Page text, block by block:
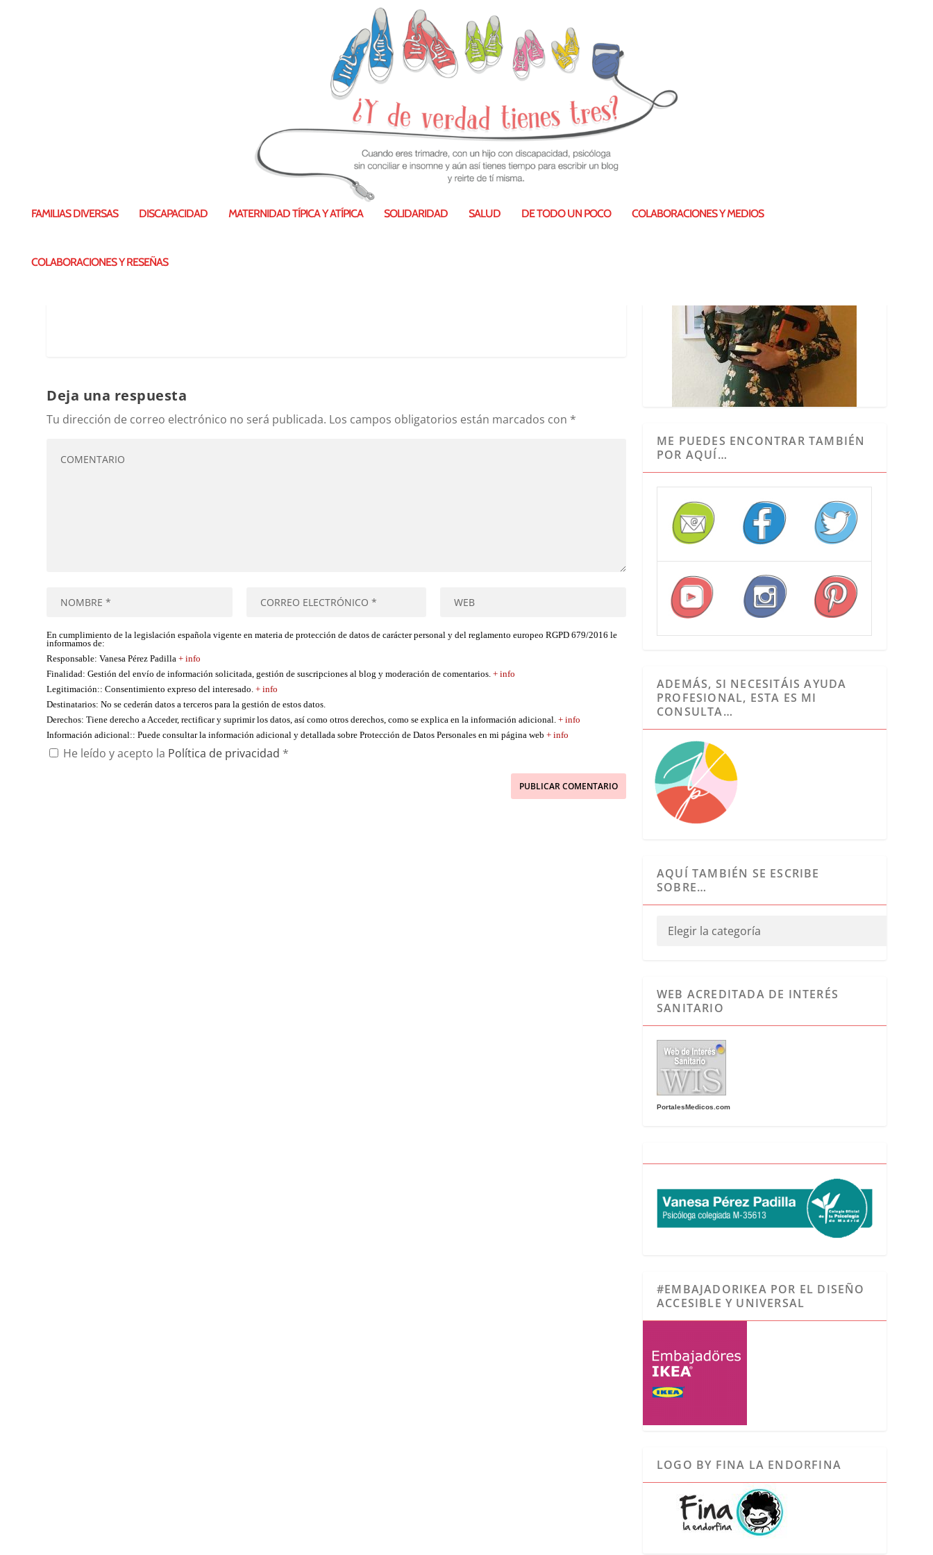
FAMILIAS DIVERSAS DISCAPACIDAD MATERNIDAD TÍPICA Y ATÍPICA SOLIDARIDAD SALUD DE TODO UN POCO COLABORACIONES Y MEDIOS
COLABORACIONES Y RESEÑAS
Deja una respuesta
Tu dirección de correo electrónico no será publicada. Los campos obligatorios están marcados con *
En cumplimiento de la legislación española vigente en materia de protección de datos de carácter personal y del reglamento europeo RGPD 679/2016 le
informamos de:
Responsable: Vanesa Pérez Padilla+ info
Finalidad: Gestión del envío de información solicitada, gestión de suscripciones al blog y moderación de comentarios.+ info
Legitimación:: Consentimiento expreso del interesado.+ info
Destinatarios: No se cederán datos a terceros para la gestión de estos datos.
Derechos: Tiene derecho a Acceder, rectificar y suprimir los datos, así como otros derechos, como se explica en la información adicional.+ info
Información adicional:: Puede consultar la información adicional y detallada sobre Protección de Datos Personales en mi página web+ info
He leído y acepto la Política de privacidad *
ME PUEDES ENCONTRAR TAMBIÉN
POR AQUÍ…
ADEMÁS, SI NECESITÁIS AYUDA
PROFESIONAL, ESTA ES MI
CONSULTA…
AQUÍ TAMBIÉN SE ESCRIBE
SOBRE…
WEB ACREDITADA DE INTERÉS
SANITARIO
PortalesMedicos.com
#EMBAJADORIKEA POR EL DISEÑO
ACCESIBLE Y UNIVERSAL
LOGO BY FINA LA ENDORFINA